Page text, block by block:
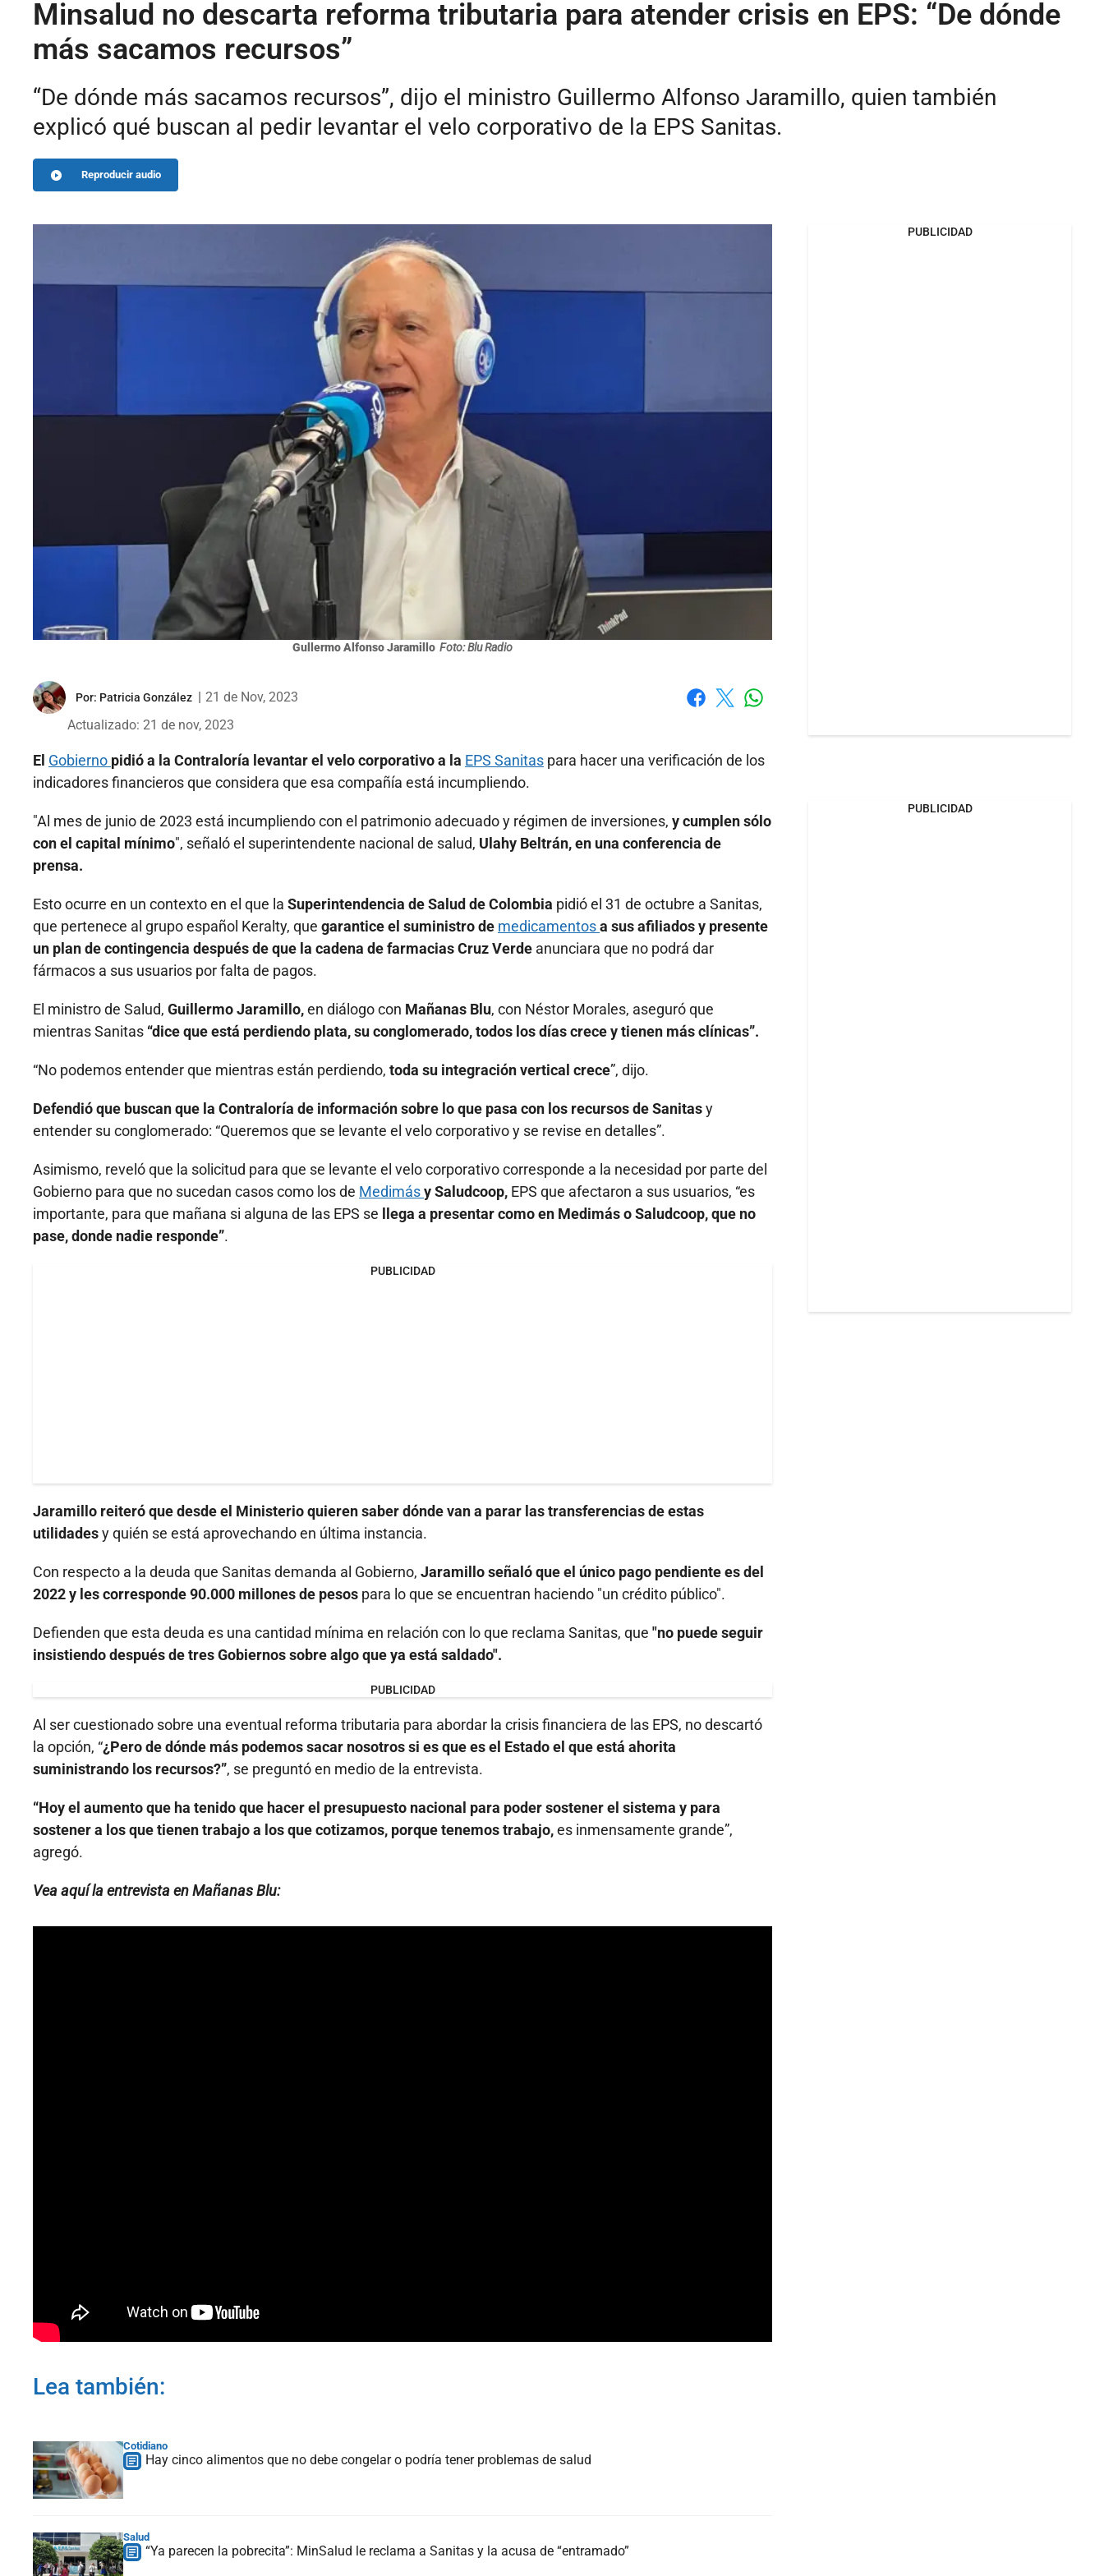
Minsalud no descarta reforma tributaria para atender crisis en EPS: “De dónde
más sacamos recursos”
“De dónde más sacamos recursos”, dijo el ministro Guillermo Alfonso Jaramillo, quien también
explicó qué buscan al pedir levantar el velo corporativo de la EPS Sanitas.
Reproducir audio
Gullermo Alfonso Jaramillo Foto: Blu Radio
Por: Patricia González
21 de Nov, 2023
Actualizado: 21 de nov, 2023
El Gobierno pidió a la Contraloría levantar el velo corporativo a la EPS Sanitas para hacer una verificación de los
indicadores financieros que considera que esa compañía está incumpliendo.
"Al mes de junio de 2023 está incumpliendo con el patrimonio adecuado y régimen de inversiones, y cumplen sólo
con el capital mínimo", señaló el superintendente nacional de salud, Ulahy Beltrán, en una conferencia de
prensa.
Esto ocurre en un contexto en el que la Superintendencia de Salud de Colombia pidió el 31 de octubre a Sanitas,
que pertenece al grupo español Keralty, que garantice el suministro de medicamentosa sus afiliados y presente
un plan de contingencia después de que la cadena de farmacias Cruz Verde anunciara que no podrá dar
fármacos a sus usuarios por falta de pagos.
El ministro de Salud, Guillermo Jaramillo,en diálogo con Mañanas Blu, con Néstor Morales, aseguró que
mientras Sanitas “dice que está perdiendo plata, su conglomerado, todos los días crece y tienen más clínicas”.
“No podemos entender que mientras están perdiendo, toda su integración vertical crece”, dijo.
Defendió que buscan que la Contraloría de información sobre lo que pasa con los recursos de Sanitasy
entender su conglomerado: “Queremos que se levante el velo corporativo y se revise en detalles”.
Asimismo, reveló que la solicitud para que se levante el velo corporativo corresponde a la necesidad por parte del
Gobierno para que no sucedan casos como los de Medimásy Saludcoop, EPS que afectaron a sus usuarios, “es
importante, para que mañana si alguna de las EPS se
llega a presentar como en Medimás o Saludcoop, que no
pase, donde nadie responde”.
PUBLICIDAD
Jaramillo reiteró que desde el Ministerio quieren saber dónde van a parar las transferencias de estas
utilidadesy quién se está aprovechando en última instancia.
Con respecto a la deuda que Sanitas demanda al Gobierno, Jaramillo señaló que el único pago pendiente es del
2022 y les corresponde 90.000 millones de pesos para lo que se encuentran haciendo "un crédito público".
Defienden que esta deuda es una cantidad mínima en relación con lo que reclama Sanitas, que "no puede seguir
insistiendo después de tres Gobiernos sobre algo que ya está saldado".
PUBLICIDAD
Al ser cuestionado sobre una eventual reforma tributaria para abordar la crisis financiera de las EPS, no descartó
la opción, “¿Pero de dónde más podemos sacar nosotros si es que es el Estado el que está ahorita
suministrando los recursos?”, se preguntó en medio de la entrevista.
“Hoy el aumento que ha tenido que hacer el presupuesto nacional para poder sostener el sistema y para
sostener a los que tienen trabajo a los que cotizamos, porque tenemos trabajo,es inmensamente grande”,
agregó.
Vea aquí la entrevista en Mañanas Blu:
Lea también:
Cotidiano
Hay cinco alimentos que no debe congelar o podría tener problemas de salud
Salud
“Ya parecen la pobrecita”: MinSalud le reclama a Sanitas y la acusa de “entramado”
PUBLICIDAD
PUBLICIDAD